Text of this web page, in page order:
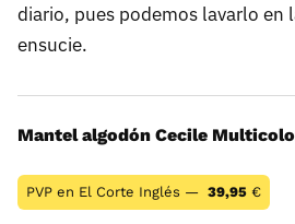
diario, pues podemos lavarlo en
ensucie.
Mantel algodón Cecile
PVP en El Corte Inglés — 39,95 €